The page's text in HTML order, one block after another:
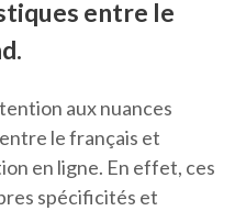
entre le
aux nuances
le français et
en ligne. En effet, ces
spécificités et